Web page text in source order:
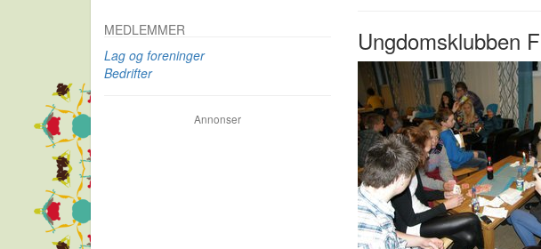
Ungdomsklubben
MEDLEMMER
Lag og foreninger
Bedrifter
Annonser